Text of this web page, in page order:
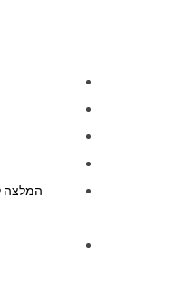
המלצה